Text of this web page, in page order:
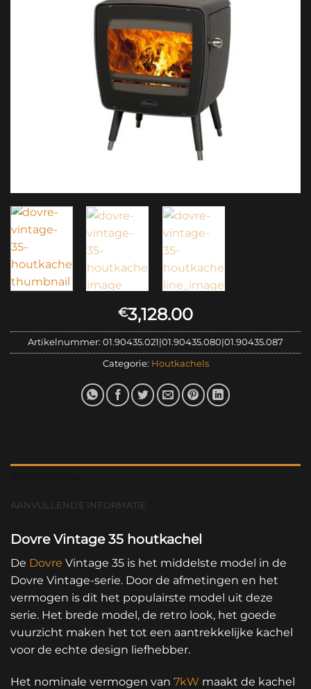
€3,128.00
Artikelnummer: 01.90435.021|01.90435.080|01.90435.087
Categorie: Houtkachels
AANVULLENDE INFORMATIE
Dovre Vintage 35 houtkachel
De Dovre Vintage 35 is het middelste model in de
Dovre Vintage-serie. Door de afmetingen en het
vermogen is dit het populairste model uit deze
serie. Het brede model, de retro look, het goede
vuurzicht maken het tot een aantrekkelijke kachel
voor de echte design liefhebber.
Het nominale vermogen van 7kW maakt de kachel